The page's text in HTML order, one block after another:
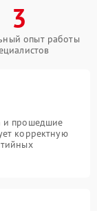
3
опыт работы
и прошедшие
корректную